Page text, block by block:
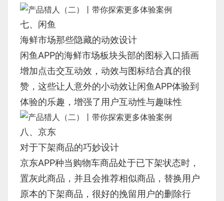
七、闲鱼
海鲜市场那些隐藏的动效设计
闲鱼APP的海鲜市场板块头部的图标入口插画
增加点击交互动效，动效与图标结合真的很
赞，这些让人意外的小动效让闲鱼APP体验到
体验的乐趣，增强了用户互动性与趣味性
八、京东
对于下架商品的巧妙设计
京东APP种当购物车商品处于已下架状态时，
置灰此商品，并且会推荐相似商品，替换用户
原本的下架商品，很好的挽留用户的删除行